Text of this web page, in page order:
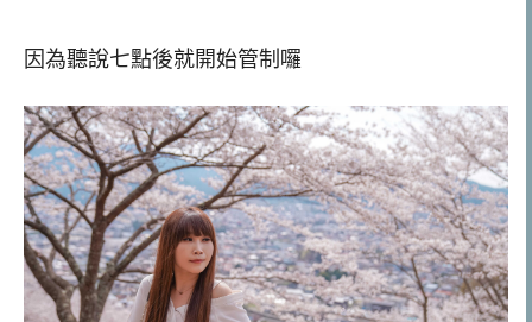
因為聽說七點後就開始管制囉